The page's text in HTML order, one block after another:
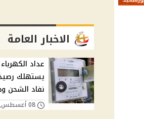
الاخبار العامة
عداد
يستهلك
نفاد الشحن
08 أغسطس, 2026 07:00 ص